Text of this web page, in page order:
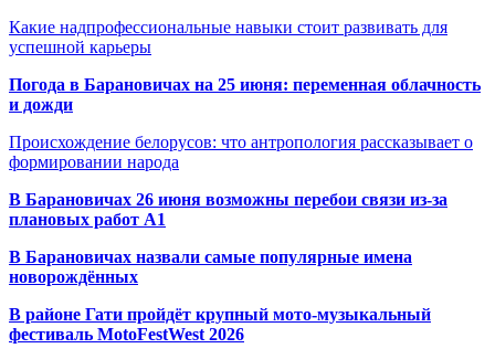
Какие надпрофессиональные навыки стоит развивать для
успешной карьеры
Погода в Барановичах на 25 июня: переменная облачность
и дожди
Происхождение белорусов: что антропология рассказывает о
формировании народа
В Барановичах 26 июня возможны перебои связи из-за
плановых работ A1
В Барановичах назвали самые популярные имена
новорождённых
В районе Гати пройдёт крупный мото-музыкальный
фестиваль MotoFestWest 2026